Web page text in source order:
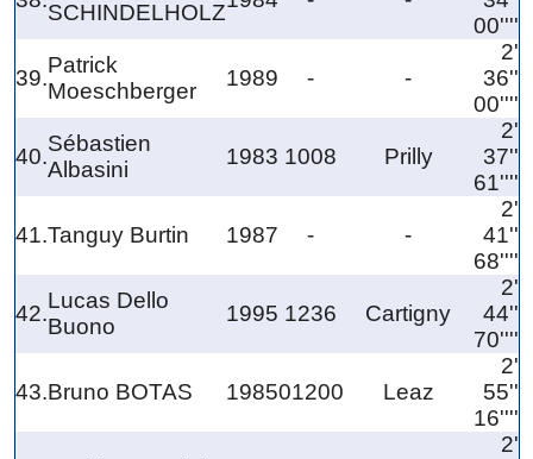
SCHINDELHOLZ
00''''
39.
Patrick
Moeschberger
1989 - -
2'
36''
00''''
40.
Sébastien
Albasini
1983 1008 Prilly
2'
37''
61''''
41.Tanguy Burtin 1987 - -
2'
41''
68''''
42.
Lucas Dello
Buono
1995 1236 Cartigny
2'
44''
70''''
43.Bruno BOTAS 198501200 Leaz
2'
55''
16''''
2'